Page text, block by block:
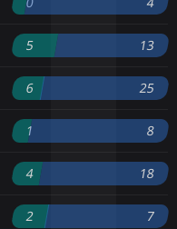
5 13
6 25
1 8
4 18
2 7